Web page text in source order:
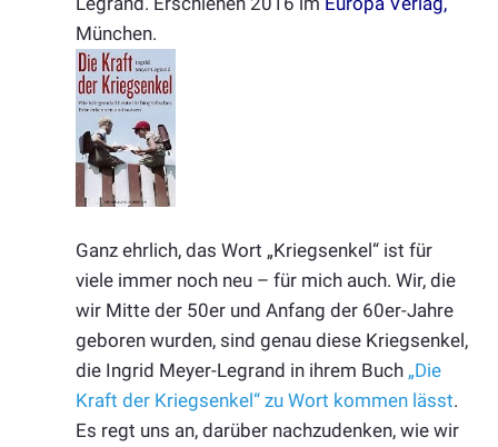
München.
Ganz ehrlich, das Wort „Kriegsenkel“ ist für
viele immer noch neu – für mich auch. Wir, die
wir Mitte der 50er und Anfang der 60er-Jahre
geboren wurden, sind genau diese Kriegsenkel,
die Ingrid Meyer-Legrand in ihrem Buch „Die
Kraft der Kriegsenkel“ zu Wort kommen lässt.
Es regt uns an, darüber nachzudenken, wie wir